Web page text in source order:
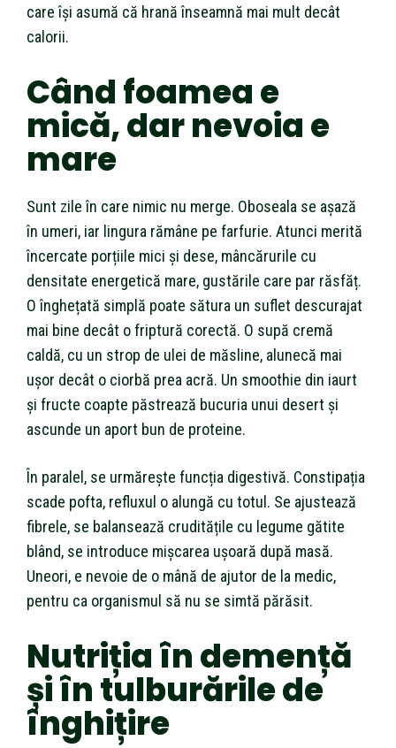
care își asumă că hrană înseamnă mai mult decât
calorii.
Când foamea e
mică, dar nevoia e
mare
Sunt zile în care nimic nu merge. Oboseala se așază
în umeri, iar lingura rămâne pe farfurie. Atunci merită
încercate porțiile mici și dese, mâncărurile cu
densitate energetică mare, gustările care par răsfăț.
O înghețată simplă poate sătura un suflet descurajat
mai bine decât o friptură corectă. O supă cremă
caldă, cu un strop de ulei de măsline, alunecă mai
ușor decât o ciorbă prea acră. Un smoothie din iaurt
și fructe coapte păstrează bucuria unui desert și
ascunde un aport bun de proteine.
În paralel, se urmărește funcția digestivă. Constipația
scade pofta, refluxul o alungă cu totul. Se ajustează
fibrele, se balansează cruditățile cu legume gătite
blând, se introduce mișcarea ușoară după masă.
Uneori, e nevoie de o mână de ajutor de la medic,
pentru ca organismul să nu se simtă părăsit.
Nutriția în demență
și în tulburările de
înghițire